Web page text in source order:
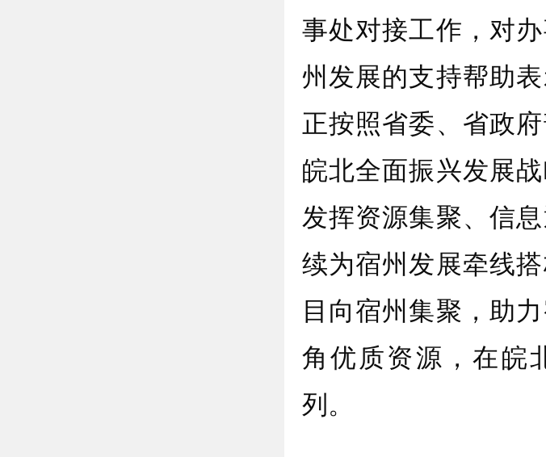
事处对接工作，对
州发展的支持帮助
正按照省委、省政
皖北全面振兴发展
发挥资源集聚、信
续为宿州发展牵线
目向宿州集聚，助
角优质资源，在皖
列。